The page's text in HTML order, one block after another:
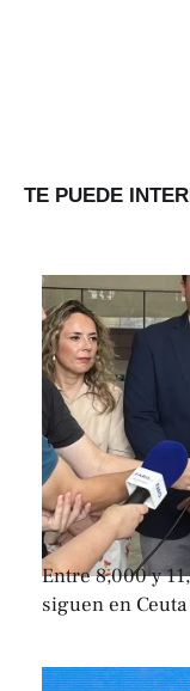
TE PUEDE
Entre 8,000 y
siguen en Ceuta